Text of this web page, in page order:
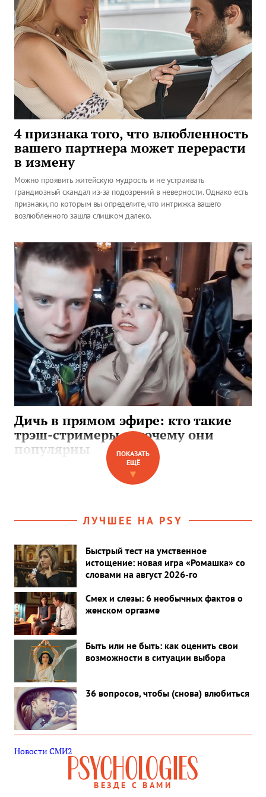
4 признака того, что влюбленность
вашего партнера может перерасти
в измену
Можно проявить житейскую мудрость и не устраивать
грандиозный скандал из-за подозрений в неверности. Однако есть
признаки, по которым вы определите, что интрижка вашего
возлюбленного зашла слишком далеко.
Дичь в прямом эфире: кто такие
трэш-стримеры и почему они
популярны
Разбираем феномен трэш-стримов и пытаемся понять, почему
такой контент популярен у россиян.
ПОКАЗАТЬ
ЕЩЁ
▼
ЛУЧШЕЕ НА PSY
Быстрый тест на умственное
истощение: новая игра «Ромашка» со
словами на август 2026-го
Смех и слезы: 6 необычных фактов о
женском оргазме
Быть или не быть: как оценить свои
возможности в ситуации выбора
36 вопросов, чтобы (снова) влюбиться
Новости СМИ2
ВЕЗДЕ С ВАМИ